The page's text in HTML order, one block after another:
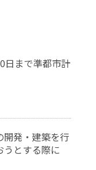
日まで準都市計
開発・建築を行
うとする際に